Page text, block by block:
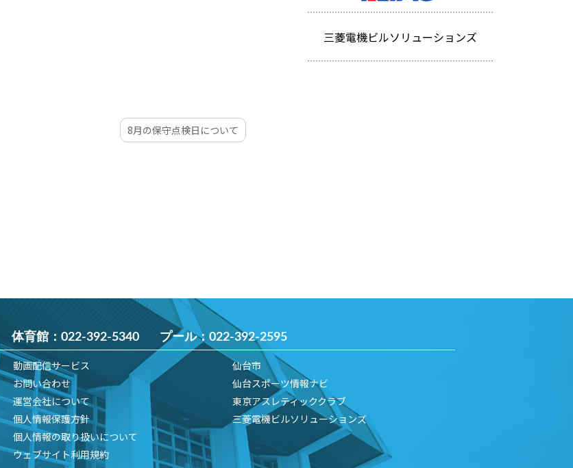
8月の保守点検日について
三菱電機ビルソリューションズ
体育館： 022-392-5340 プール： 022-392-2595
動画配信サービス
お問い合わせ
運営会社について
個人情報保護方針
個人情報の取り扱いについて
ウェブサイト利用規約
仙台市
仙台スポーツ情報ナビ
東京アスレティッククラブ
三菱電機ビルソリューションズ